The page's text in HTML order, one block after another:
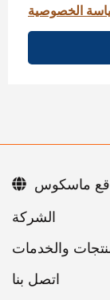
الخصوصية
اتصل بنا
ماسكوس